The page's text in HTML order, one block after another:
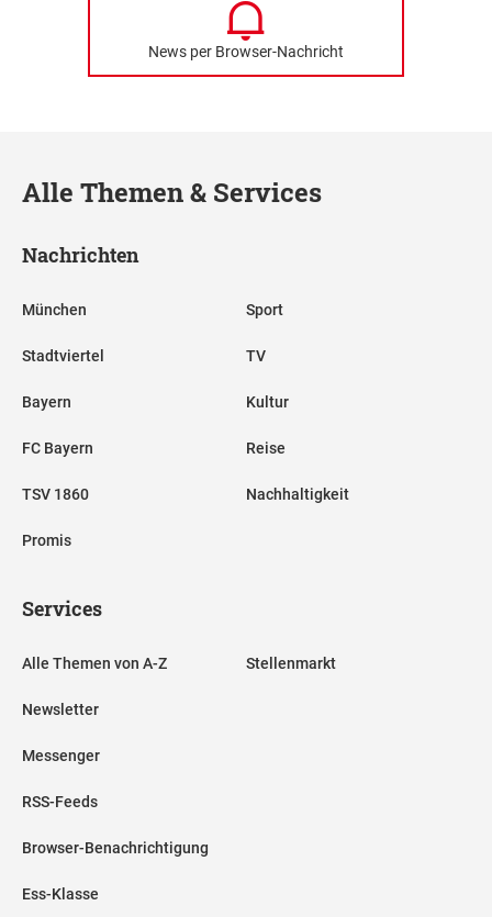
News per Browser-Nachricht
Alle Themen & Services
Nachrichten
München
Stadtviertel
Bayern
FC Bayern
TSV 1860
Promis
Sport
TV
Kultur
Reise
Nachhaltigkeit
Services
Alle Themen von A-Z
Newsletter
Messenger
RSS-Feeds
Browser-Benachrichtigung
Ess-Klasse
Stellenmarkt